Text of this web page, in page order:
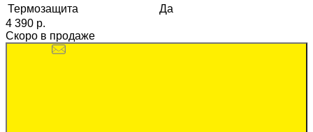
Термозащита
Да
4 390 p.
Скоро в продаже